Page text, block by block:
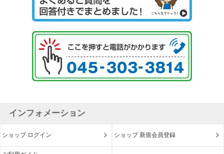
インフォメーション
ショップ ログイン ショップ 新規会員登録